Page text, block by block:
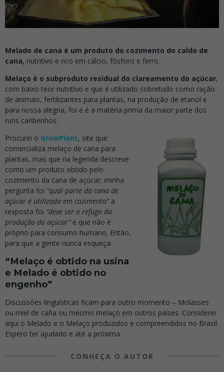
Melado de cana é um produto do cozimento do caldo de
cana, nutritivo e rico em cálcio, fósforo e ferro.
Melaço é o subproduto residual do clareamento do açúcar,
com baixo teor nutritivo e que é utilizado sobretudo como ração
de animais, fertilizantes para plantas, na produção de etanol e
para nossa alegria, foi e é a matéria prima da maior parte dos
runs caribenhos.
Procurei o GrowPlant, site que
comercializa melaço de cana para
plantas, mas que na legenda descreve
como um produto obtido pelo
cozimento da cana de açúcar; minha
pergunta foi “qual parte da cana de
açúcar é utilizada em cozimento”a
resposta foi “deve ser o refugo da
produção do açúcar”e que não é
próprio para consumo humano. Então,
para que a gente nunca esqueça:
“Melaço é obtido na usina
e Melado é obtido no
engenho”
Discussões linguísticas ficam para outro momento – Molasses
ou miel de caña ou mesmo melaço em outros países. Considerei
aqui o Melado e o Melaço produzidos e compreendidos no Brasil.
Espero ter ajudado e até a próxima.
CONHEÇA O AUTOR